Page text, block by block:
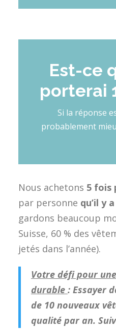
Est-ce
porterai
Si la réponse
probablement
Nous achetons 5 fois
par personne qu’il y
gardons beaucoup
Suisse, 60 % des
jetés dans l’année).
Votre défi pour
durable : Essayer
de 10 nouveaux
qualité par an.